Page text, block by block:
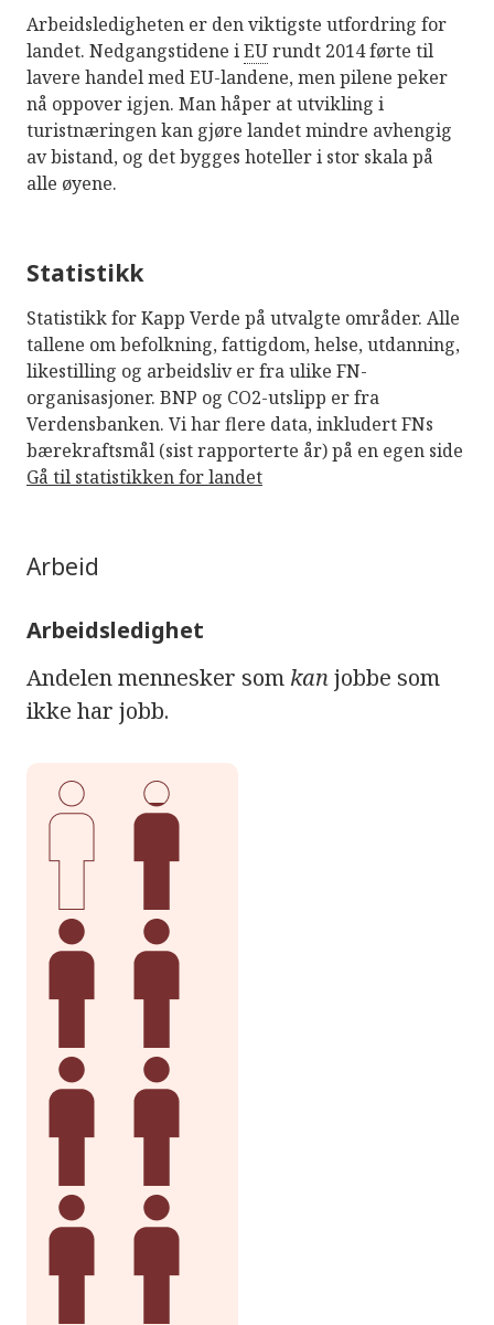
Arbeidsledigheten er den viktigste utfordring for
landet. Nedgangstidene iEUrundt 2014 førte til
lavere handel med EU-landene, men pilene peker
nå oppover igjen. Man håper at utvikling i
turistnæringen kan gjøre landet mindre avhengig
av bistand, og det bygges hoteller i stor skala på
alle øyene.
Statistikk
Statistikk for Kapp Verde på utvalgte områder. Alle
tallene om befolkning, fattigdom, helse, utdanning,
likestilling og arbeidsliv er fra ulike FN-
organisasjoner. BNP og CO2-utslipp er fra
Verdensbanken. Vi har flere data, inkludert FNs
bærekraftsmål (sist rapporterte år) på en egen side
Gå til statistikken for landet
Arbeid
Arbeidsledighet
Andelen mennesker som kanjobbe som
ikke har jobb.